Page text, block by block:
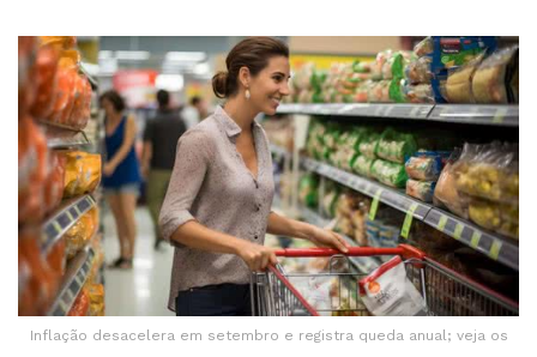
Inflação desacelera em setembro e registra queda anual; veja os